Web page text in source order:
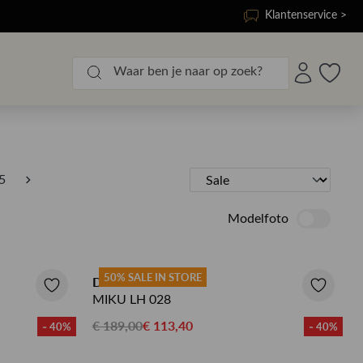
Klantenservice >
5
Modelfoto
- 40%
50% SALE IN STORE
DENHAM JEANS
MIKU LH 028
€ 189,00€ 113,40 - 40%